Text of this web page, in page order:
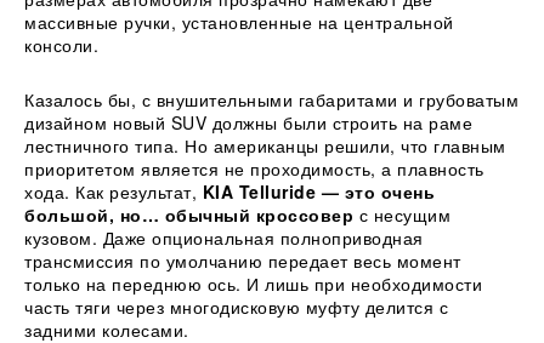
массивные ручки, установленные на центральной
консоли.
Казалось бы, с внушительными габаритами и грубоватым
дизайном новый SUV должны были строить на раме
лестничного типа. Но американцы решили, что главным
приоритетом является не проходимость, а плавность
хода. Как результат, KIA Telluride — это очень
большой, но… обычный кроссовер с несущим
кузовом. Даже опциональная полноприводная
трансмиссия по умолчанию передает весь момент
только на переднюю ось. И лишь при необходимости
часть тяги через многодисковую муфту делится с
задними колесами.